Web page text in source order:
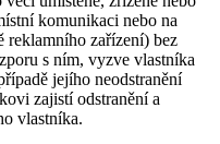
komunikaci nebo na
reklamního zařízení) bez
s ním, vyzve vlastníka
jejího neodstranění
zajistí odstranění a
vlastníka.